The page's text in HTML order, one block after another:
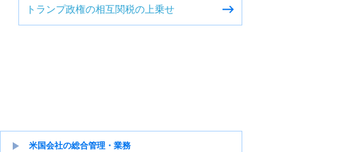
トランプ政権の相互関税の上乗せ
米国会社の総合管理・業務